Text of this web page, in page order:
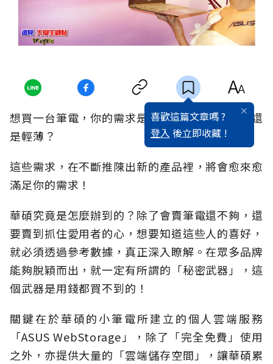
喜歡這篇文章嗎 ?
登入 後立即收藏 !
想買一台筆電，你的需求是什麼呢？是效能好，還
是輕薄？
這些需求，在不斷推陳出新的產品裡，將會愈來愈
滿足你的需求！
華碩究竟是怎麼辦到的？除了會賣筆電還不夠，還
要賣到抓住愛用者的心，想要知道這些人的喜好，
就必須透過參考數據，真正深入瞭解。在眾多品牌
能夠脫穎而出，就一定有所謂的「秘密武器」，這
個武器是用錢都買不到的！
關鍵在於華碩的小筆電所建立的個人雲端服務
「ASUS WebStorage」，除了「完全免費」使用
之外，亦提供大量的「雲端儲存空間」，讓華碩累